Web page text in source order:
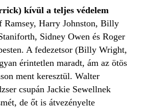
kívül a teljes védelem
Ramsey, Harry Johnston, Billy
Sidney Owen és Roger
A fedezetsor (Billy Wright,
érintetlen maradt, ám az ötös
ment keresztül. Walter
csupán Jackie Sewellnek
de őt is átvezényelte